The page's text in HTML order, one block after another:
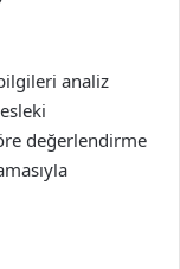
analiz
değerlendirme